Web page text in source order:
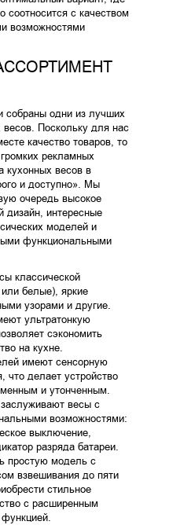
соотносится с качеством
возможностями
собраны одни из лучших
весов. Поскольку для нас
качество товаров, то
рекламных
кухонных весов в
и доступно». Мы
очередь высокое
дизайн, интересные
моделей и
функциональными
классической
белые), яркие
узорами и другие.
ультратонкую
сэкономить
на кухне.
имеют сенсорную
что делает устройство
и утонченным.
весы с
возможностями:
выключение,
разряда батареи.
простую модель с
взвешивания до пяти
стильное
с расширенным